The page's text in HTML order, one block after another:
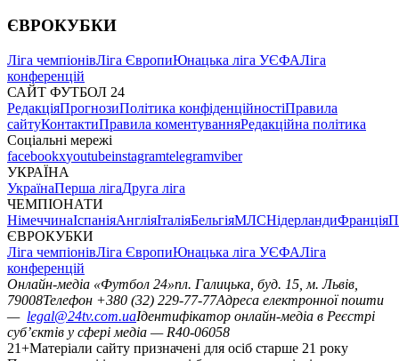
ЄВРОКУБКИ
Ліга чемпіонівЛіга ЄвропиЮнацька ліга УЄФАЛіга
конференцій
САЙТ ФУТБОЛ 24
РедакціяПрогнозиПолітика конфіденційностіПравила
сайтуКонтактиПравила коментуванняРедакційна політика
Соціальні мережі
facebookxyoutubeinstagramtelegramviber
УКРАЇНА
УкраїнаПерша лігаДруга ліга
ЧЕМПІОНАТИ
НімеччинаІспаніяАнгліяІталіяБельгіяМЛСНідерландиФранція
ЄВРОКУБКИ
Ліга чемпіонівЛіга ЄвропиЮнацька ліга УЄФАЛіга
конференцій
Онлайн-медіа «Футбол 24»пл. Галицька, буд. 15, м. Львів,
79008Телефон +380 (32) 229-77-77Адреса електронної пошти
— legal@24tv.com.uaІдентифікатор онлайн-медіа в Реєстрі
суб’єктів у сфері медіа — R40-06058
21+Матеріали сайту призначені для осіб старше 21 року